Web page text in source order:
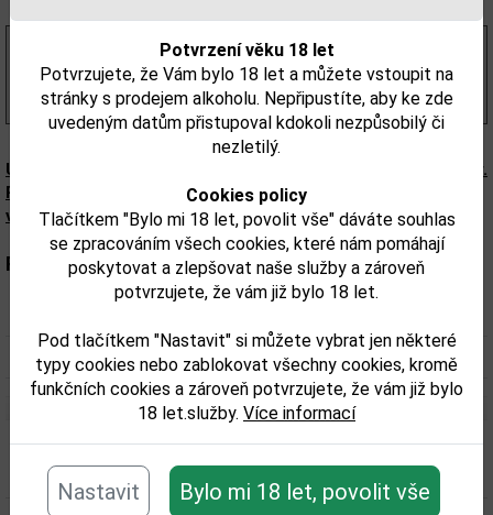
Potvrzení věku 18 let
Potvrzujete, že Vám bylo 18 let a můžete vstoupit na
stránky s prodejem alkoholu. Nepřipustíte, aby ke zde
uvedeným datům přistupoval kdokoli nezpůsobilý či
nezletilý.
Cookies policy
Tlačítkem "Bylo mi 18 let, povolit vše" dáváte souhlas
se zpracováním všech cookies, které nám pomáhají
poskytovat a zlepšovat naše služby a zároveň
potvrzujete, že vám již bylo 18 let.
Pod tlačítkem "Nastavit" si můžete vybrat jen některé
typy cookies nebo zablokovat všechny cookies, kromě
funkčních cookies a zároveň potvrzujete, že vám již bylo
18 let.služby. Více informací
Nastavit Bylo mi 18 let, povolit vše
416,00 Kčs DPH
(594,00 Kč/l)
Upozorňujeme, že tento produkt může obsahovat alergeny.
Přesné složení a alergeny jsou k dispozici na obalu
výrobku. Zkontrolujte prosím před konzumací.
Parametry:
Objem obalu (L): 0,7
Související zboží